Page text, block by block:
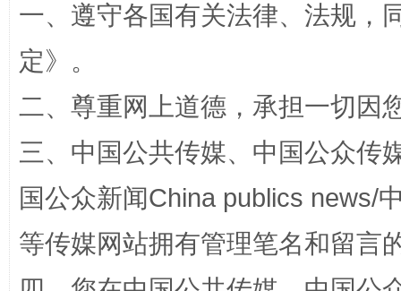
解纷+调解+退费，一次搞定
一、遵守各国有关法律、法规，
定》。
二、尊重网上道德，承担一切因
三、中国公共传媒、中国公众传
国公众新闻China publics news/
等传媒网站拥有管理笔名和留言